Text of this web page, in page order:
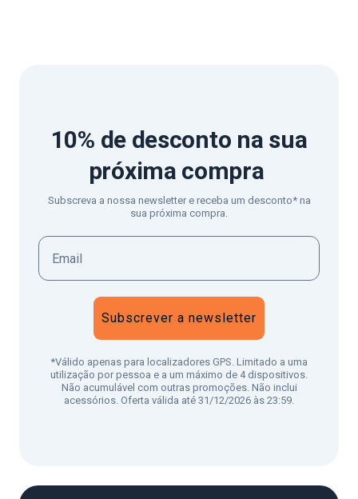
10% de desconto na sua
próxima compra
Subscreva a nossa newsletter e receba um desconto* na
sua próxima compra.
Subscrever a newsletter
*Válido apenas para localizadores GPS. Limitado a uma
utilização por pessoa e a um máximo de 4 dispositivos.
Não acumulável com outras promoções. Não inclui
acessórios. Oferta válida até 31/12/2026 às 23:59.